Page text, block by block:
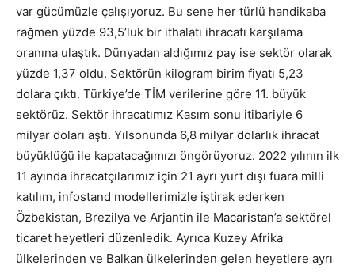
var gücümüzle çalışıyoruz. Bu sene her türlü handikaba
rağmen yüzde 93,5’luk bir ithalatı ihracatı karşılama
oranına ulaştık. Dünyadan aldığımız pay ise sektör olarak
yüzde 1,37 oldu. Sektörün kilogram birim fiyatı 5,23
dolara çıktı. Türkiye’de TİM verilerine göre 11. büyük
sektörüz. Sektör ihracatımız Kasım sonu itibariyle 6
milyar doları aştı. Yılsonunda 6,8 milyar dolarlık ihracat
büyüklüğü ile kapatacağımızı öngörüyoruz. 2022 yılının ilk
11 ayında ihracatçılarımız için 21 ayrı yurt dışı fuara milli
katılım, infostand modellerimizle iştirak ederken
Özbekistan, Brezilya ve Arjantin ile Macaristan’a sektörel
ticaret heyetleri düzenledik. Ayrıca Kuzey Afrika
ülkelerinden ve Balkan ülkelerinden gelen heyetlere ayrı